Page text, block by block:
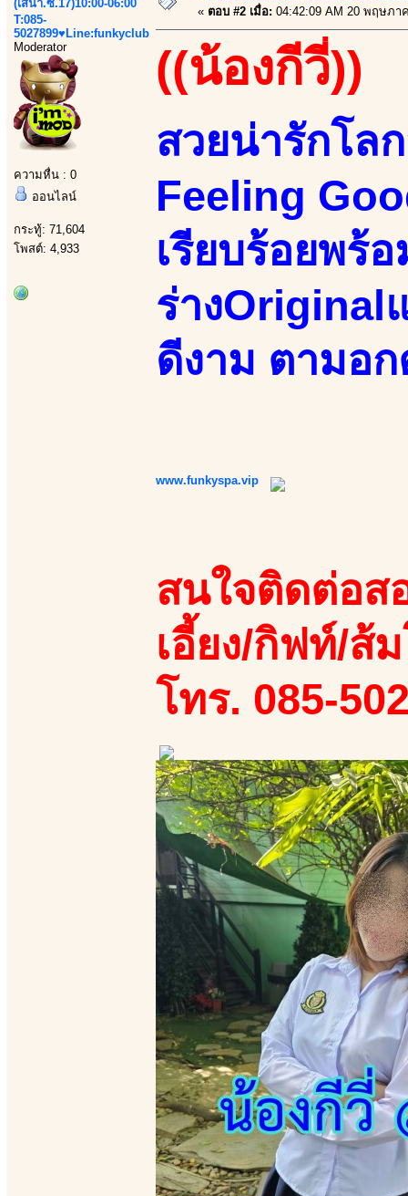
(เสนา.ซ.17)10:00-06:00
T:085-
5027899♥Line:funkyclub
Moderator
ความหื่น : 0
ออนไลน์
กระทู้: 71,604
โพสต์: 4,933
« ตอบ #2 เมื่อ: 04:42:09 AM 20 พฤษภา
((น้องกีวี่))
สวยน่ารักโล
Feeling
เรียบร้อยพร้
ร่างOriginal
ดีงาม ตามอ
www.funkyspa.vip
สนใจติดต่อส
เอี้ยง/กิฟท์/ส้
โทร. 085-